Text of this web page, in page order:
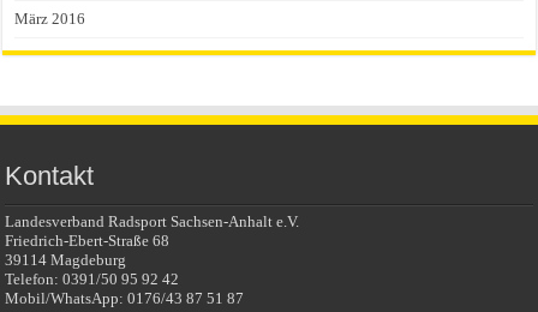
März 2016
Kontakt
Landesverband Radsport Sachsen-Anhalt e.V.
Friedrich-Ebert-Straße 68
39114 Magdeburg
Telefon: 0391/50 95 92 42
Mobil/WhatsApp: 0176/43 87 51 87